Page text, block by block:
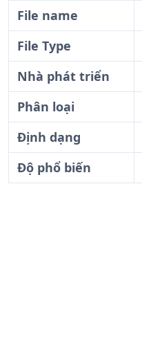
File name
File Type
Nhà phát triển
Phân loại
Định dạng
Độ phổ biến